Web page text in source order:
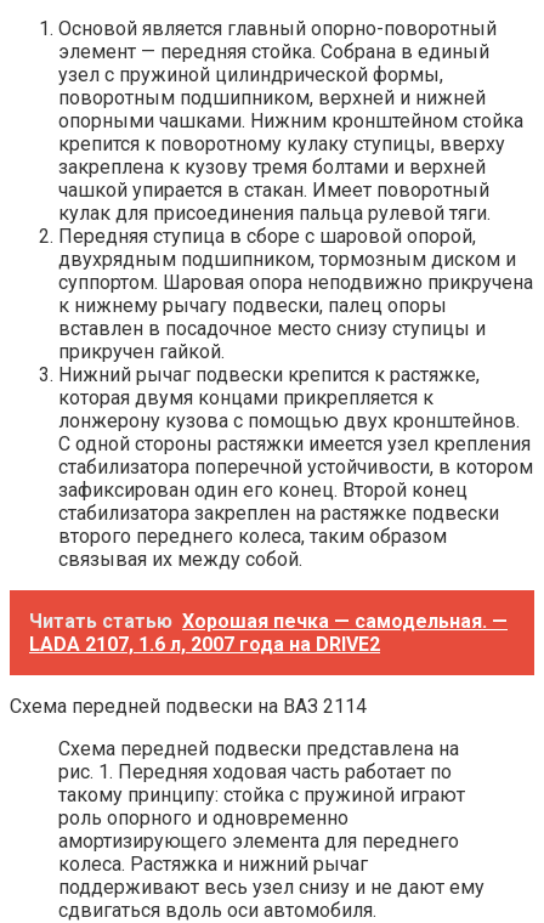
Основой является главный опорно-поворотный
элемент — передняя стойка. Собрана в единый
узел с пружиной цилиндрической формы,
поворотным подшипником, верхней и нижней
опорными чашками. Нижним кронштейном стойка
крепится к поворотному кулаку ступицы, вверху
закреплена к кузову тремя болтами и верхней
чашкой упирается в стакан. Имеет поворотный
кулак для присоединения пальца рулевой тяги.
Передняя ступица в сборе с шаровой опорой,
двухрядным подшипником, тормозным диском и
суппортом. Шаровая опора неподвижно прикручена
к нижнему рычагу подвески, палец опоры
вставлен в посадочное место снизу ступицы и
прикручен гайкой.
Нижний рычаг подвески крепится к растяжке,
которая двумя концами прикрепляется к
лонжерону кузова с помощью двух кронштейнов.
С одной стороны растяжки имеется узел крепления
стабилизатора поперечной устойчивости, в котором
зафиксирован один его конец. Второй конец
стабилизатора закреплен на растяжке подвески
второго переднего колеса, таким образом
связывая их между собой.
Читать статью Хорошая печка — самодельная. —
LADA 2107, 1.6 л, 2007 года на DRIVE2
Схема передней подвески на ВАЗ 2114
Схема передней подвески представлена на
рис. 1. Передняя ходовая часть работает по
такому принципу: стойка с пружиной играют
роль опорного и одновременно
амортизирующего элемента для переднего
колеса. Растяжка и нижний рычаг
поддерживают весь узел снизу и не дают ему
сдвигаться вдоль оси автомобиля.